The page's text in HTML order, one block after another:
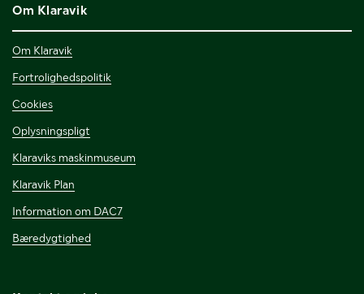
Om Klaravik
Om Klaravik
Fortrolighedspolitik
Cookies
Oplysningspligt
Klaraviks maskinmuseum
Klaravik Plan
Information om DAC7
Bæredygtighed